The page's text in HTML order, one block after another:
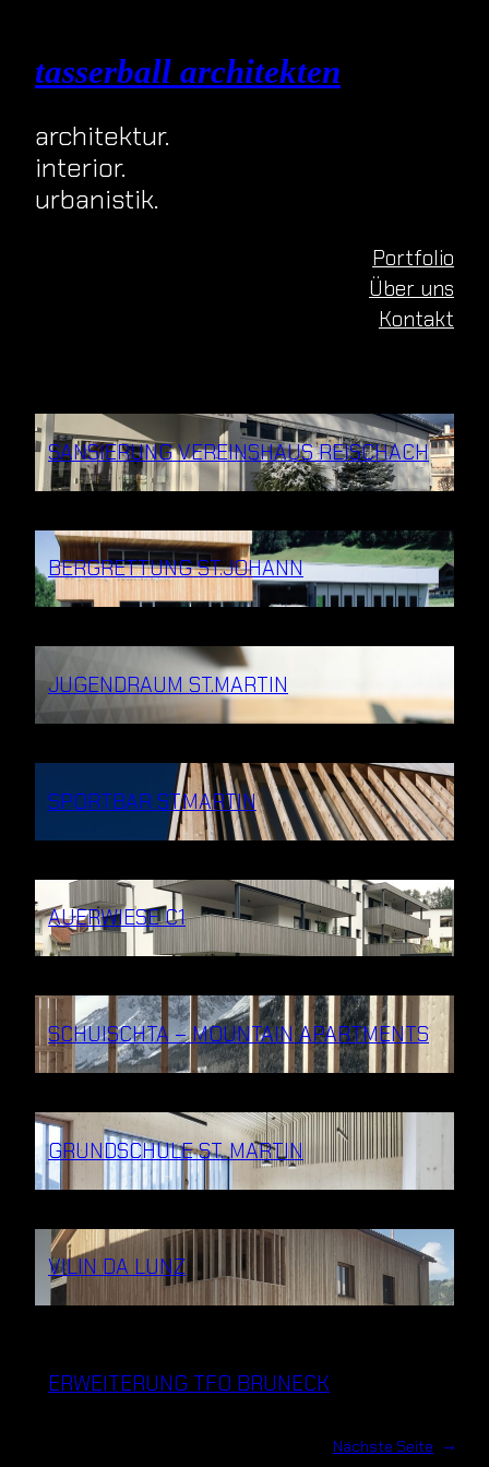
springen
tasserball architekten
architektur.
interior.
urbanistik.
Portfolio
Über uns
Kontakt
SANSIERUNG VEREINSHAUS REISCHACH
BERGRETTUNG ST.JOHANN
JUGENDRAUM ST.MARTIN
SPORTBAR ST.MARTIN
AUERWIESE C1
SCHUISCHTA – MOUNTAIN APARTMENTS
GRUNDSCHULE ST. MARTIN
VILIN DA LUNZ
ERWEITERUNG TFO BRUNECK
Nächste Seite →